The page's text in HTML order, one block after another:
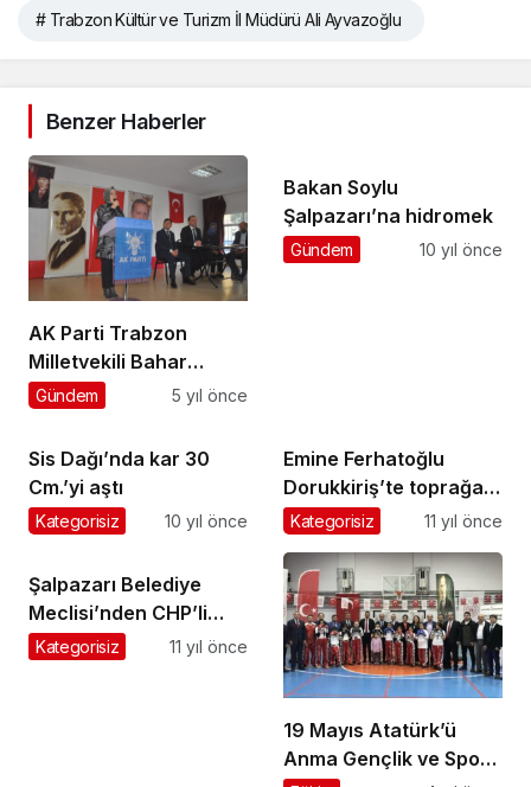
# Trabzon Kültür ve Turizm İl Müdürü Ali Ayvazoğlu
Benzer Haberler
AK Parti Trabzon
Milletvekili Bahar
Ayvazoğlu: “2023 Bizim
Gündem 5 yıl önce
Bakan Soylu
Şalpazarı’na hidromek
Gündem 10 yıl önce
Sis Dağı’nda kar 30
Cm.’yi aştı
Kategorisiz 10 yıl önce
Emine Ferhatoğlu
Dorukkiriş’te toprağa
verildi
Kategorisiz 11 yıl önce
Şalpazarı Belediye
Meclisi’nden CHP’li
Hamzaçebi’ye
Kategorisiz 11 yıl önce
19 Mayıs Atatürk’ü
Anma Gençlik ve Spor